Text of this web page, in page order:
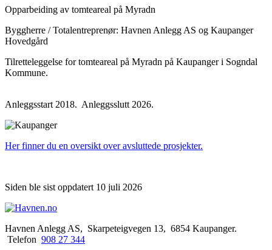
Opparbeiding av tomteareal på Myradn
Byggherre / Totalentreprenør: Havnen Anlegg AS og Kaupanger
Hovedgård
Tilretteleggelse for tomteareal på Myradn på Kaupanger i Sogndal
Kommune.
Anleggsstart 2018. Anleggsslutt 2026.
Her finner du en oversikt over avsluttede prosjekter.
Siden ble sist oppdatert 10 juli 2026
Havnen Anlegg AS, Skarpeteigvegen 13, 6854 Kaupanger.
Telefon 908 27 344